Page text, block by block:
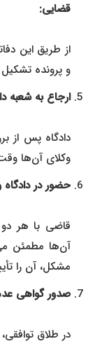
قضایی:
از طریق این
و پرونده تشکیل
ارجاع به شعبه
دادگاه پس از
وکلای آن‌ها وقت
حضور در دادگاه و
قاضی با هر دو
آن‌ها مطمئن
مشکل، آن را
صدور گواهی عدم
در طلاق توافقی،